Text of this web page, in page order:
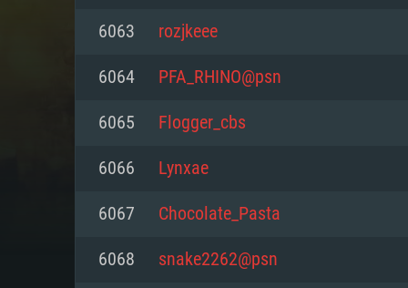
6063 rozjkeee
6064 PFA_RHINO@psn
6065 Flogger_cbs
6066 Lynxae
6067 Chocolate_Pasta
6068 snake2262@psn